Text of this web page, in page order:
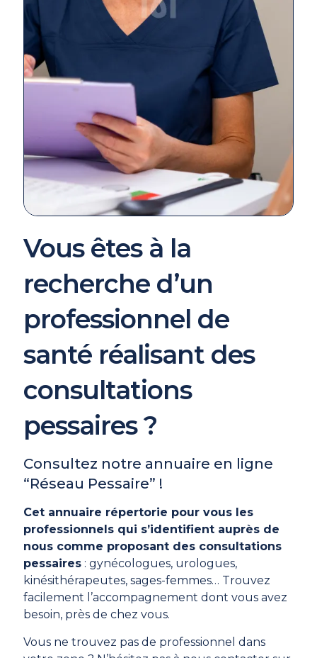
Vous êtes à la
recherche d’un
professionnel de
santé réalisant des
consultations
pessaires ?
Consultez notre annuaire en ligne
“Réseau Pessaire” !
Cet annuaire répertorie pour vous les
professionnels qui s’identifient auprès de
nous comme proposant des consultations
pessaires : gynécologues, urologues,
kinésithérapeutes, sages-femmes… Trouvez
facilement l’accompagnement dont vous avez
besoin, près de chez vous.
Vous ne trouvez pas de professionnel dans